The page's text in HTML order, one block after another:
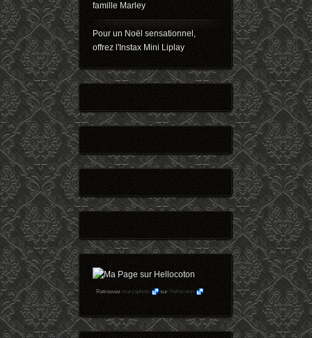
famille Marley
Pour un Noël sensationnel,
offrez l'Instax Mini Liplay
Retrouvezmaryophoto surHellocoton